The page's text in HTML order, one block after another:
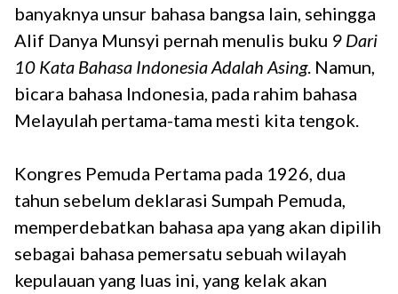
banyaknya unsur bahasa bangsa lain, sehingga
Alif Danya Munsyi pernah menulis buku 9 Dari
10 Kata Bahasa Indonesia Adalah Asing. Namun,
bicara bahasa Indonesia, pada rahim bahasa
Melayulah pertama-tama mesti kita tengok.
Kongres Pemuda Pertama pada 1926, dua
tahun sebelum deklarasi Sumpah Pemuda,
memperdebatkan bahasa apa yang akan dipilih
sebagai bahasa pemersatu sebuah wilayah
kepulauan yang luas ini, yang kelak akan